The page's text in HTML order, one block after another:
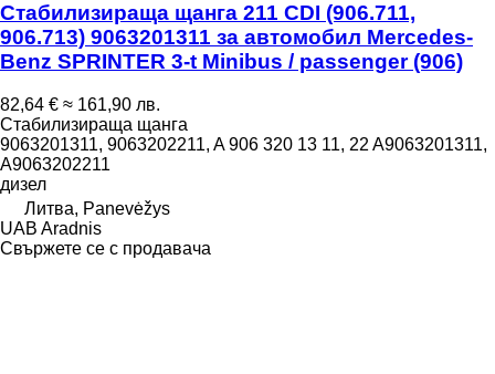
Стабилизираща щанга 211 CDI (906.711,
906.713) 9063201311 за автомобил Mercedes-
Benz SPRINTER 3-t Minibus / passenger (906)
82,64 € ≈ 161,90 лв.
Стабилизираща щанга
9063201311, 9063202211, A 906 320 13 11, 22 A9063201311,
A9063202211
дизел
Литва, Panevėžys
UAB Aradnis
Свържете се с продавача